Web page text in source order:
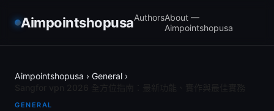
AimpointshopusaAuthorsAbout —
Aimpointshopusa
Aimpointshopusa › General ›
GENERAL